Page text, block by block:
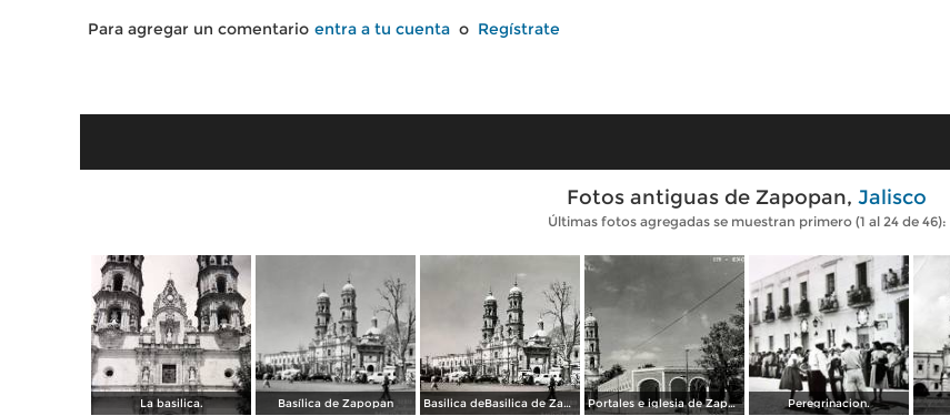
Para agregar un comentario entra a tu cuenta o Regístrate
Fotos antiguas de Zapopan, Jalisco
Últimas fotos agregadas se muestran primero (1 al 24 de 46):
La basilica. Basílica de Zapopan Basilica deBasilica de Zapopan Portales e iglesia de Zapopan Peregrinacion.